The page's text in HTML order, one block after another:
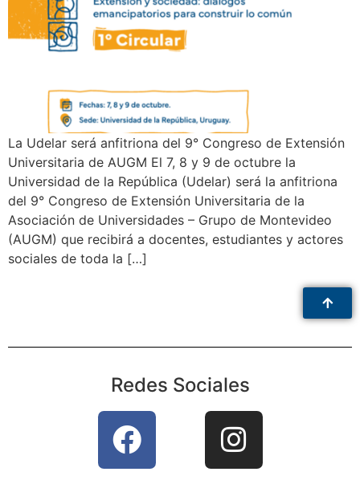
La Udelar será anfitriona del 9° Congreso de Extensión
Universitaria de AUGM El 7, 8 y 9 de octubre la
Universidad de la República (Udelar) será la anfitriona
del 9° Congreso de Extensión Universitaria de la
Asociación de Universidades – Grupo de Montevideo
(AUGM) que recibirá a docentes, estudiantes y actores
sociales de toda la […]
Redes Sociales